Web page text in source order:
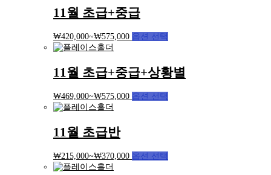
11월 초급+중급
₩420,000~₩575,000 옵션 선택
11월 초급+중급+상황별
₩469,000~₩575,000 옵션 선택
11월 초급반
₩215,000~₩370,000 옵션 선택